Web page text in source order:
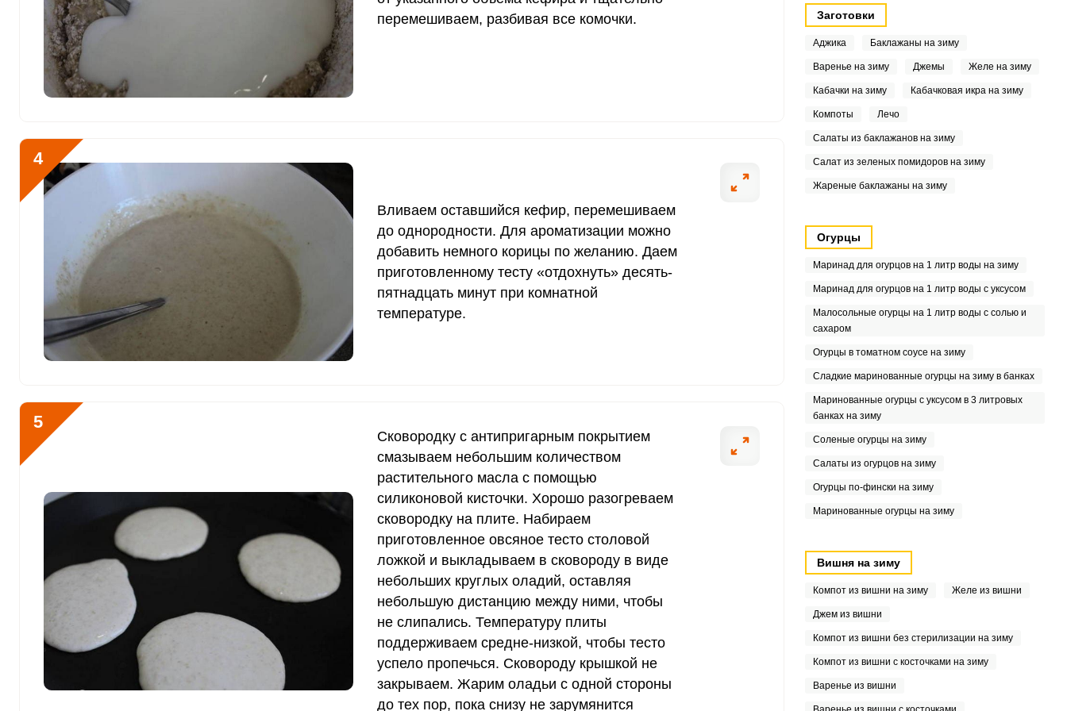
Литий 70 мкг 0
Марганец 0.1 мкг
Медь 148 мкг
Рубидий
Селен 38.3 мкг
0.5
50 мкг 3.5
Цинк 3 мг 12 мг 3.3
Бор 1200 мкг
Ванадий
перемешиваем, разбивая все комочки.
4
Вливаем оставшийся кефир, перемешиваем
до однородности. Для ароматизации можно
добавить немного корицы по желанию. Даем
приготовленному тесту «отдохнуть» десять-
пятнадцать минут при комнатной
температуре.
5
Сковородку с антипригарным покрытием
смазываем небольшим количеством
растительного масла с помощью
силиконовой кисточки. Хорошо разогреваем
сковородку на плите. Набираем
приготовленное овсяное тесто столовой
ложкой и выкладываем в сковороду в виде
небольших круглых оладий, оставляя
небольшую дистанцию между ними, чтобы
не слипались. Температуру плиты
поддерживаем средне-низкой, чтобы тесто
успело пропечься. Сковороду крышкой не
закрываем. Жарим оладьи с одной стороны
до тех пор, пока снизу не зарумянится
Заготовки
Аджика Баклажаны на зиму
Варенье на зиму Джемы Желе на зиму
Кабачки на зиму Кабачковая икра на зиму
Компоты Лечо
Салаты из баклажанов на зиму
Салат из зеленых помидоров на зиму
Жареные баклажаны на зиму
Огурцы
Маринад для огурцов на 1 литр воды на зиму
Маринад для огурцов на 1 литр воды с уксусом
Малосольные огурцы на 1 литр воды с солью и
сахаром
Огурцы в томатном соусе на зиму
Сладкие маринованные огурцы на зиму в банках
Маринованные огурцы с уксусом в 3 литровых
банках на зиму
Соленые огурцы на зиму
Салаты из огурцов на зиму
Огурцы по-фински на зиму
Маринованные огурцы на зиму
Вишня на зиму
Компот из вишни на зиму Желе из вишни
Джем из вишни
Компот из вишни без стерилизации на зиму
Компот из вишни с косточками на зиму
Варенье из вишни